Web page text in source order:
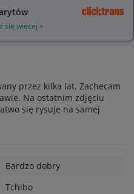
się więcej »
przez kilka lat. Zachecam
Na ostatnim zdjęciu
się rysuje na samej
Bardzo dobry
Tchibo